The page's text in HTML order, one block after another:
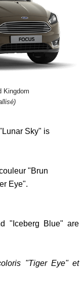
Kingdom
Sky" is
"Brun
Eye".
"Iceberg Blue" are
"Tiger Eye" et